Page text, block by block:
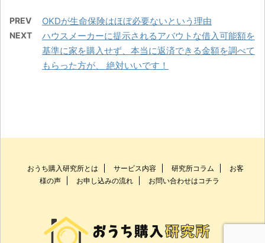
PREV OKDが生命保険はほぼ必要ないという理由
NEXT
ハウスメーカーに提示されるアバウトな借入可能額を
基準に家を購入せず、本当に返済できる金額を調べて
もらった方が、 絶対いいです！
おうち購入研究所とは サービス内容 研究所コラム
お客
様の声
お申し込みの流れ お問い合わせはコチラ